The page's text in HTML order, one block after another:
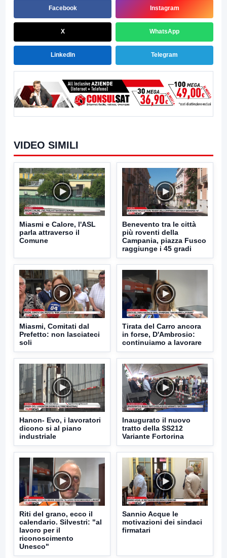
Facebook Instagram
X WhatsApp
LinkedIn Telegram
VIDEO SIMILI
Miasmi e Calore, l'ASL
parla attraverso il
Comune
Benevento tra le città
più roventi della
Campania, piazza Fusco
raggiunge i 45 gradi
Miasmi, Comitati dal
Prefetto: non lasciateci
soli
Tirata del Carro ancora
in forse, D'Ambrosio:
continuiamo a lavorare
Hanon- Evo, i lavoratori
dicono si al piano
industriale
Inaugurato il nuovo
tratto della SS212
Variante Fortorina
Riti del grano, ecco il
calendario. Silvestri: "al
lavoro per il
riconoscimento
Unesco"
Sannio Acque le
motivazioni dei sindaci
firmatari